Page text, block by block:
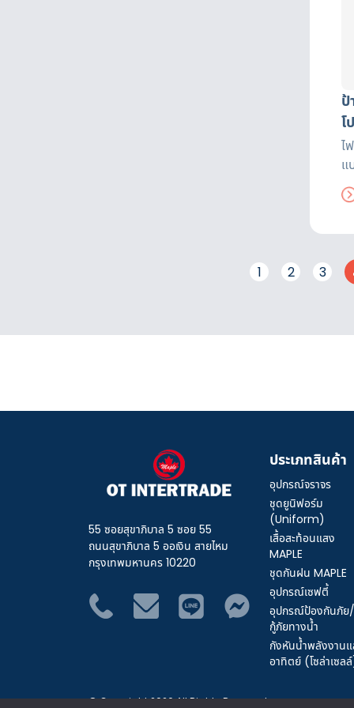
ป้
โ
ไ
แ
1 2 3
55 ซอยสุขาภิบาล 5 ซอย 55
ถนนสุขาภิบาล 5 ออเงิน สายไหม
กรุงเทพมหานคร 10220
ประเภทสินค้า
อุปกรณ์จราจร
ชุดยูนิฟอร์ม
(Uniform)
เสื้อสะท้อนแสง
MAPLE
ชุดกันฝน MAPLE
อุปกรณ์เซฟตี้
อุปกรณ์ป้องกันภัย/
กู้ภัยทางน้ำ
กังหันน้ำพลังงาน
อาทิตย์ (โซล่าเซล
© Copyright 2026 All Rights Reserved.